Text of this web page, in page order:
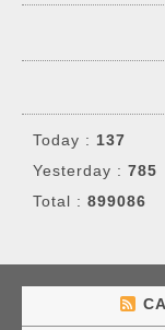
Today : 137
Yesterday : 785
Total : 899086